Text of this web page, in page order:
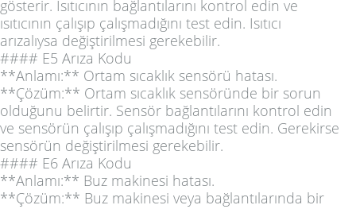
gösterir. Isıtıcının bağlantılarını kontrol edin ve
ısıtıcının çalışıp çalışmadığını test edin. Isıtıcı
arızalıysa değiştirilmesi gerekebilir.
#### E5 Arıza Kodu
**Anlamı:** Ortam sıcaklık sensörü hatası.
**Çözüm:** Ortam sıcaklık sensöründe bir sorun
olduğunu belirtir. Sensör bağlantılarını kontrol edin
ve sensörün çalışıp çalışmadığını test edin. Gerekirse
sensörün değiştirilmesi gerekebilir.
#### E6 Arıza Kodu
**Anlamı:** Buz makinesi hatası.
**Çözüm:** Buz makinesi veya bağlantılarında bir